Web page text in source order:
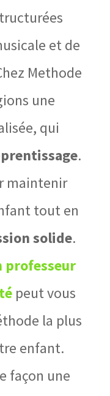
et de
Methode
une
qui
.
maintenir
tout en
solide.
professeur
peut vous
la plus
enfant.
façon une